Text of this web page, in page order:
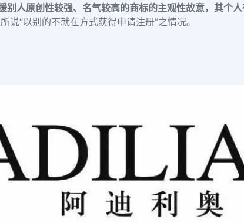
别人原创性较强、名气较高的商标的主观性故意，其个
“以别的不就在方式获得申请注册”之情况。